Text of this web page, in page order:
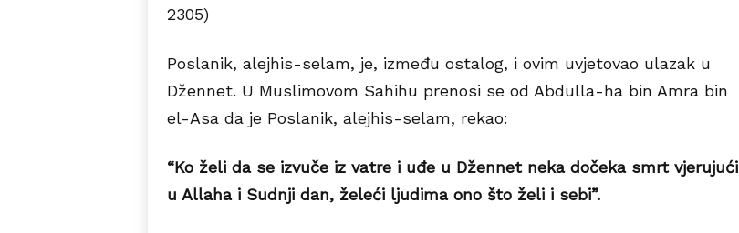
2305)
Poslanik, alejhis-selam, je, između ostalog, i ovim uvjetovao ulazak u
Džennet. U Muslimovom Sahihu prenosi se od Abdulla-ha bin Amra bin
el-Asa da je Poslanik, alejhis-selam, rekao:
“Ko želi da se izvuče iz vatre i uđe u Džennet neka dočeka smrt vjerujući
u Allaha i Sudnji dan, želeći ljudima ono što želi i sebi”.